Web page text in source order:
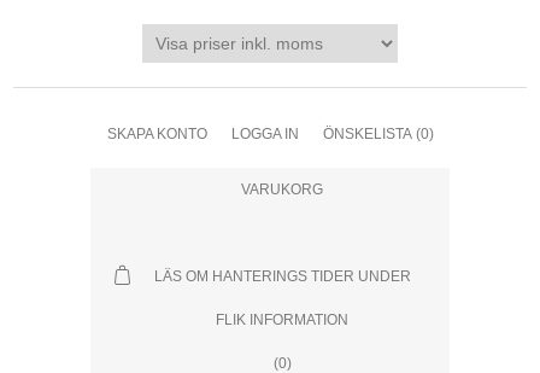
SKAPA KONTO LOGGA IN ÖNSKELISTA (0)
VARUKORG
LÄS OM HANTERINGS TIDER UNDER
FLIK INFORMATION
(0)